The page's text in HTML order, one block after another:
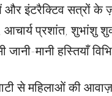
और इंटरैक्टिव सत्रों के
प्रशांत, शुभांशु
मानी हस्तियाँ
से महिलाओं की